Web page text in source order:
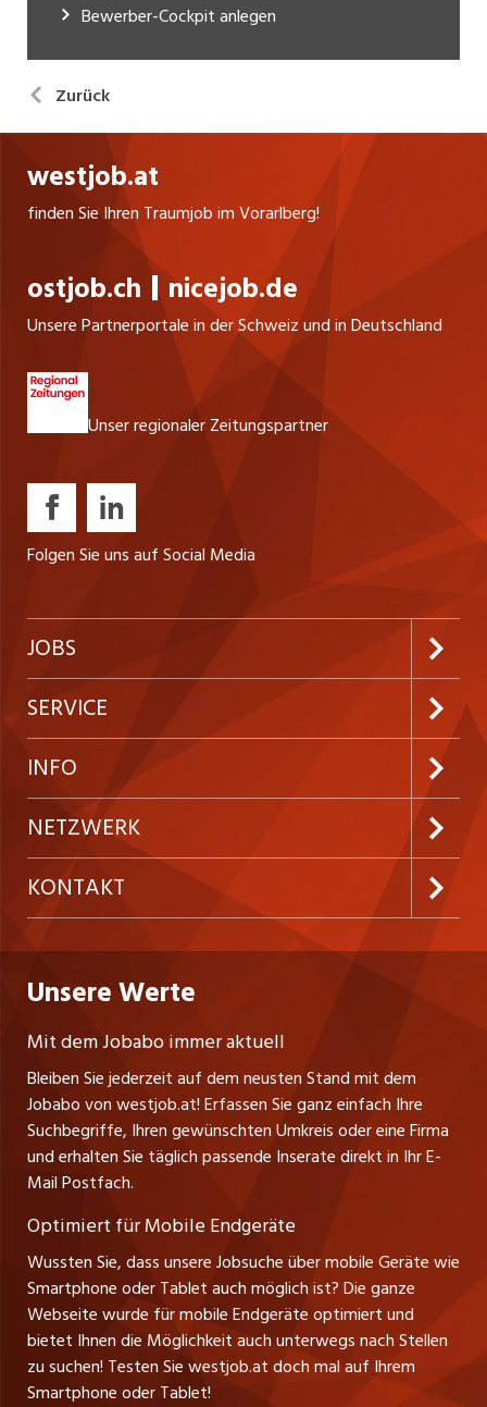
Bewerber-Cockpit anlegen
Zurück
westjob.at
finden Sie Ihren Traumjob im Vorarlberg!
ostjob.ch nicejob.de
Unsere Partnerportale in der Schweiz und in Deutschland
Unser regionaler Zeitungspartner
Folgen Sie uns auf Social Media
JOBS
Jobabo abonnieren
Neue Stellen
Festanstellungen
Temporäre Jobs
Praktika
Lehrstellen
Führungspositionen
Management / Kader-Jobs
SERVICE
Kundenlogin
Inserieren
Firmen
Personalvermittler
INFO
Preise und Leistungen
AGB
Datenschutzerklärung
Impressum
NETZWERK
ostjob.ch
jobzüri.ch
jobmittelland.ch
jobbern.ch
jobbasel.ch
zentraljob.ch
myjob.ch
schaffu.ch (VS)
ajourjob.ch
russmedia.com
KONTAKT
Gutenbergstrasse 1
A-6858 Schwarzach
Stefan Spötl
Tel. +43 664 39 47 47 7
Leiter westjob.at
Andrea Graf
Tel. +43 664 20 30 02 1
Verkauf und Beratung
Unsere Werte
Mit dem Jobabo immer aktuell
Bleiben Sie jederzeit auf dem neusten Stand mit dem
Jobabo von westjob.at! Erfassen Sie ganz einfach Ihre
Suchbegriffe, Ihren gewünschten Umkreis oder eine Firma
und erhalten Sie täglich passende Inserate direkt in Ihr E-
Mail Postfach.
Optimiert für Mobile Endgeräte
Wussten Sie, dass unsere Jobsuche über mobile Geräte wie
Smartphone oder Tablet auch möglich ist? Die ganze
Webseite wurde für mobile Endgeräte optimiert und
bietet Ihnen die Möglichkeit auch unterwegs nach Stellen
zu suchen! Testen Sie westjob.at doch mal auf Ihrem
Smartphone oder Tablet!